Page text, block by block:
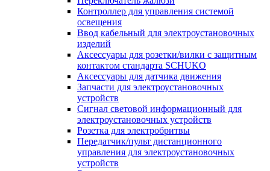
Контроллер для управления системой
освещения
Ввод кабельный для электроустановочных
изделий
Аксессуары для розетки/вилки с защитным
контактом стандарта SCHUKO
Аксессуары для датчика движения
Запчасти для электроустановочных
устройств
Сигнал световой информационный для
электроустановочных устройств
Розетка для электробритвы
Передатчик/пульт дистанционного
управления для электроустановочных
устройств